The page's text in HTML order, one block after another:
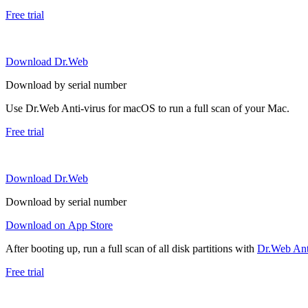
Free trial
Download Dr.Web
Download by serial number
Use Dr.Web Anti-virus for macOS to run a full scan of your Mac.
Free trial
Download Dr.Web
Download by serial number
Download on App Store
After booting up, run a full scan of all disk partitions with Dr.Web
Free trial